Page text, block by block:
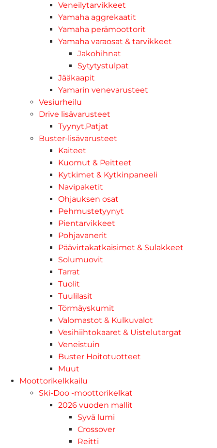
Veneilytarvikkeet
Yamaha aggrekaatit
Yamaha perämoottorit
Yamaha varaosat & tarvikkeet
Jakohihnat
Sytytystulpat
Jääkaapit
Yamarin venevarusteet
Vesiurheilu
Drive lisävarusteet
Tyynyt,Patjat
Buster-lisävarusteet
Kaiteet
Kuomut & Peitteet
Kytkimet & Kytkinpaneeli
Navipaketit
Ohjauksen osat
Pehmustetyynyt
Pientarvikkeet
Pohjavanerit
Päävirtakatkaisimet & Sulakkeet
Solumuovit
Tarrat
Tuolit
Tuulilasit
Törmäyskumit
Valomastot & Kulkuvalot
Vesihiihtokaaret & Uistelutargat
Veneistuin
Buster Hoitotuotteet
Muut
Moottorikelkkailu
Ski-Doo -moottorikelkat
2026 vuoden mallit
Syvä lumi
Crossover
Reitti